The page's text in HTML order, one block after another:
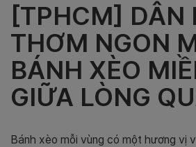
[TPHCM] DÂN
THƠM NGON
BÁNH XÈO
GIỮA LÒNG
Bánh xèo mỗi vùng có một hương vị